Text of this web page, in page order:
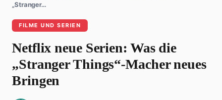
„Stranger…
FILME UND SERIEN
Netflix neue Serien: Was die
„Stranger Things“-Macher neues
Bringen